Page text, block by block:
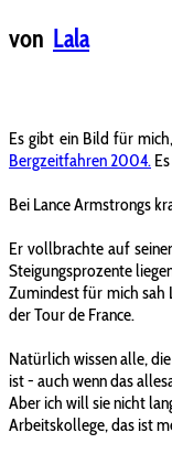
von Lala
Es gibt ein Bild für
Bergzeitfahren 2004.
Bei Lance Armstrongs
Er vollbrachte auf
Steigungsprozente
Zumindest für mich sah
der Tour de France.
Natürlich wissen alle,
ist - auch wenn das
Aber ich will sie nicht
Arbeitskollege, das ist